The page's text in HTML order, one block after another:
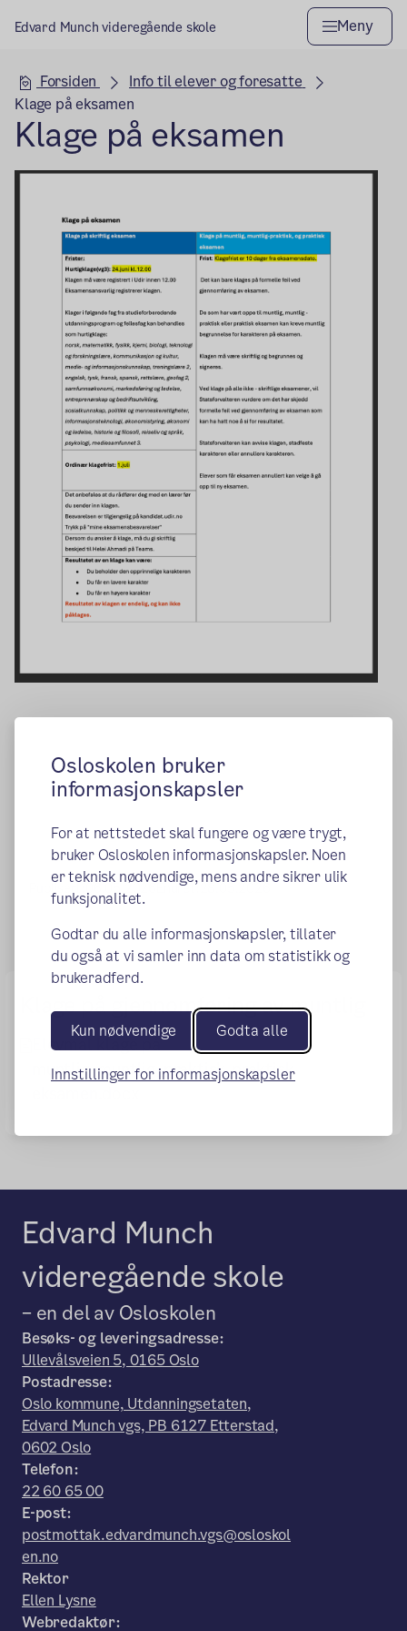
Osloskolen bruker
informasjonskapsler
For at nettstedet skal fungere og være trygt,
bruker Osloskolen informasjonskapsler. Noen
er teknisk nødvendige, mens andre sikrer ulik
funksjonalitet.
Godtar du alle informasjonskapsler, tillater
du også at vi samler inn data om statistikk og
brukeradferd.
Kun nødvendige Godta alle
Innstillinger for informasjonskapsler
Edvard Munch videregående skole Meny
Hovedseksjon
Forsiden
Info til elever og foresatte
Klage på eksamen
Klage på eksamen
Publisert:06.05.2026Endret: 28.05.2026
Klage på gjennomføring av muntlig
Elevmal klage på
muntlig_muntlig_praktisk_praktisk
Edvard Munch
videregående skole
– en del av Osloskolen
Besøks- og leveringsadresse:
Ullevålsveien 5, 0165 Oslo
Postadresse:
Oslo kommune, Utdanningsetaten,
Edvard Munch vgs, PB 6127 Etterstad,
0602 Oslo
Telefon:
22 60 65 00
E-post:
postmottak.edvardmunch.vgs@osloskol
en.no
Rektor
Ellen Lysne
Webredaktør: